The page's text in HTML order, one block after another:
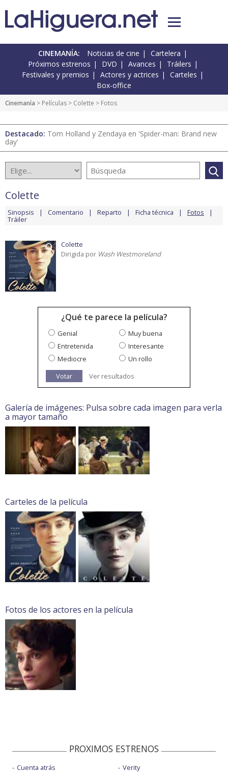
CINEMANÍA: Noticias de cine
Cartelera
Próximos estrenos
DVD Avances
Tráilers
Festivales y premios
Actores y actrices
Carteles
Box-office
Cinemanía > Películas > Colette > Fotos
Destacado: Tom Holland y Zendaya en 'Spider-man: Brand new
day'
Colette
Sinopsis Comentario Reparto Ficha técnica Fotos
Tráiler
Colette
Dirigida por Wash Westmoreland
¿Qué te parece la película?
Genial
Muy buena
Entretenida
Interesante
Mediocre
Un rollo
Votar
Ver resultados
Galería de imágenes: Pulsa sobre cada imagen para verla
a mayor tamaño
Carteles de la película
Fotos de los actores en la película
PROXIMOS ESTRENOS
Cuenta atrás
Verity